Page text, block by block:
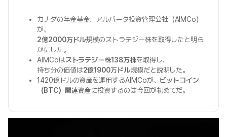
カナダの年金基金、アルバータ投資管理公社（AIMCo）
が、
2億2000万ドル規模のストラテジー株を取得したと明ら
かにした。
AIMCoはストラテジー株138万株を取得し、
持ち分の価値は2億1900万ドル規模だと説明した。
1420億ドルの資産を運用するAIMCoが、 ビットコイン
（BTC）関連資産に投資するのは今回が初めてだ。